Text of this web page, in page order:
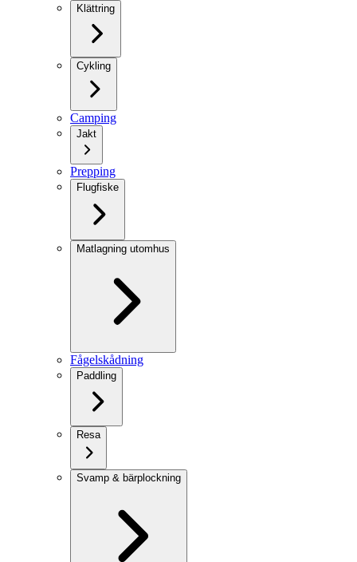
Klättring
Cykling
Camping
Jakt
Prepping
Flugfiske
Matlagning utomhus
Fågelskådning
Paddling
Resa
Svamp & bärplockning